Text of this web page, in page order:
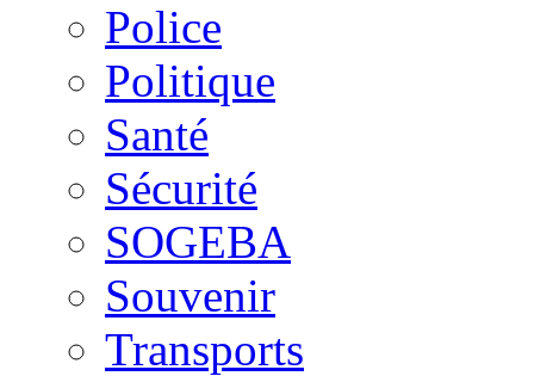
Police
Politique
Santé
Sécurité
SOGEBA
Souvenir
Transports